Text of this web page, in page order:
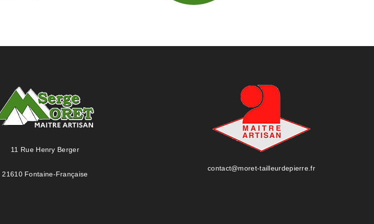
11 Rue Henry Berger
21610 Fontaine-Française
contact@moret-tailleurdepierre.fr